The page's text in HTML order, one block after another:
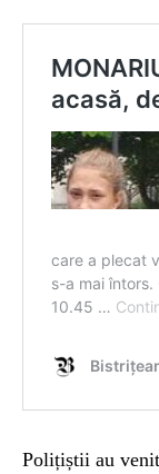
Polițiștii au venit